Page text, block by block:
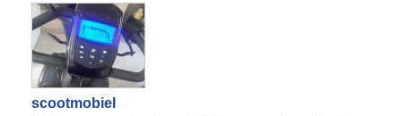
scootmobiel